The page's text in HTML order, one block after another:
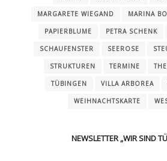
MARGARETE WIEGAND MARINA
PAPIERBLUME PETRA SCHENK
SCHAUFENSTER SEEROSE
STRUKTUREN TERMINE
TÜBINGEN VILLA ARBOREA
WEIHNACHTSKARTE
NEWSLETTER „WIR SIND